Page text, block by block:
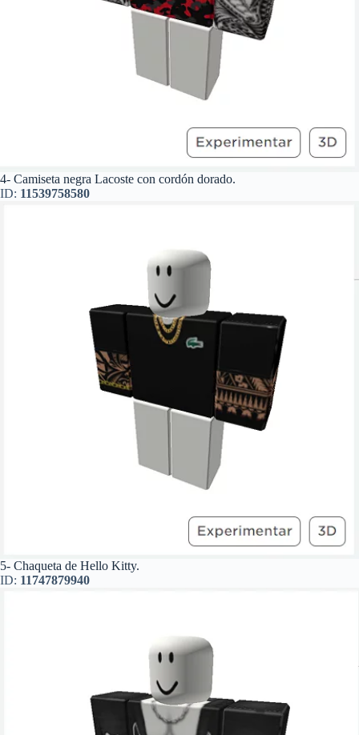
4- Camiseta negra Lacoste con cordón dorado.
ID: 11539758580
5- Chaqueta de Hello Kitty.
ID: 11747879940